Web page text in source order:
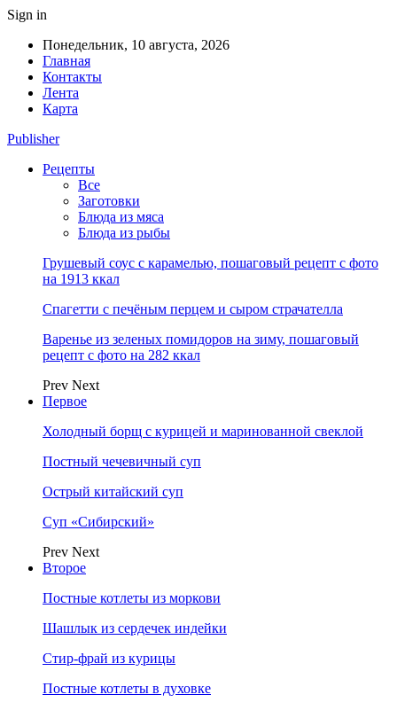
Sign in
Понедельник, 10 августа, 2026
Главная
Контакты
Лента
Карта
Publisher
Рецепты
Все
Заготовки
Блюда из мяса
Блюда из рыбы
Грушевый соус с карамелью, пошаговый рецепт с фото
на 1913 ккал
Спагетти с печёным перцем и сыром страчателла
Варенье из зеленых помидоров на зиму, пошаговый
рецепт с фото на 282 ккал
Prev Next
Первое
Холодный борщ с курицей и маринованной свеклой
Постный чечевичный суп
Острый китайский суп
Суп «Сибирский»
Prev Next
Второе
Постные котлеты из моркови
Шашлык из сердечек индейки
Стир-фрай из курицы
Постные котлеты в духовке